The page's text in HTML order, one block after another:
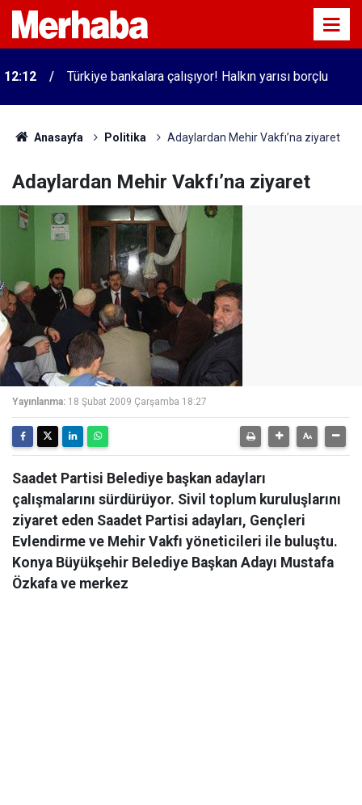
12:12 Türkiye bankalara çalışıyor! Halkın yarısı borçlu
Anasayfa Politika Adaylardan Mehir Vakfı’na ziyaret
Adaylardan Mehir Vakfı’na ziyaret
Yayınlanma: 18 Şubat 2009 Çarşamba 18:27
Saadet Partisi Belediye başkan adayları
çalışmalarını sürdürüyor. Sivil toplum kuruluşlarını
ziyaret eden Saadet Partisi adayları, Gençleri
Evlendirme ve Mehir Vakfı yöneticileri ile buluştu.
Konya Büyükşehir Belediye Başkan Adayı Mustafa
Özkafa ve merkez